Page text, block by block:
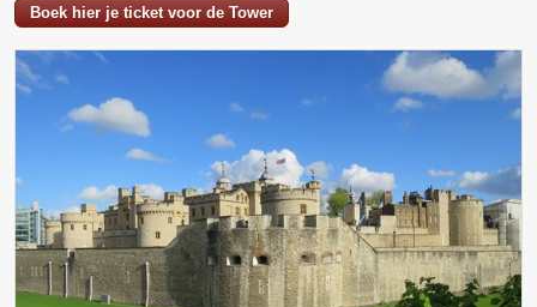
Boek hier je ticket voor de Tower